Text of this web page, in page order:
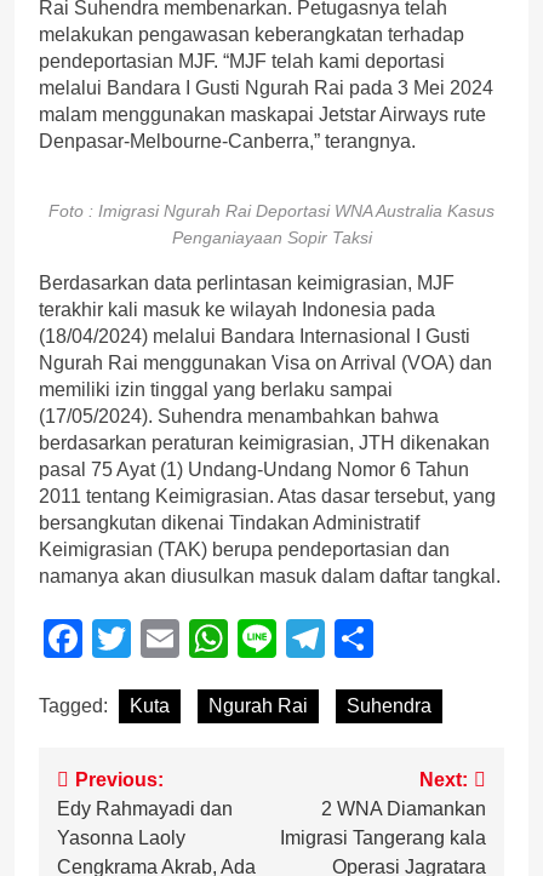
Rai Suhendra membenarkan. Petugasnya telah
melakukan pengawasan keberangkatan terhadap
pendeportasian MJF. “MJF telah kami deportasi
melalui Bandara I Gusti Ngurah Rai pada 3 Mei 2024
malam menggunakan maskapai Jetstar Airways rute
Denpasar-Melbourne-Canberra,” terangnya.
Foto : Imigrasi Ngurah Rai Deportasi WNA Australia Kasus
Penganiayaan Sopir Taksi
Berdasarkan data perlintasan keimigrasian, MJF
terakhir kali masuk ke wilayah Indonesia pada
(18/04/2024) melalui Bandara Internasional I Gusti
Ngurah Rai menggunakan Visa on Arrival (VOA) dan
memiliki izin tinggal yang berlaku sampai
(17/05/2024). Suhendra menambahkan bahwa
berdasarkan peraturan keimigrasian, JTH dikenakan
pasal 75 Ayat (1) Undang-Undang Nomor 6 Tahun
2011 tentang Keimigrasian. Atas dasar tersebut, yang
bersangkutan dikenai Tindakan Administratif
Keimigrasian (TAK) berupa pendeportasian dan
namanya akan diusulkan masuk dalam daftar tangkal.
Facebook
Twitter
EmailWhatsApp
LineTelegram
Tagged: Kuta Ngurah Rai Suhendra
Post
navigation
Previous:
Edy Rahmayadi dan
Yasonna Laoly
Cengkrama Akrab, Ada
Next:
2 WNA Diamankan
Imigrasi Tangerang kala
Operasi Jagratara